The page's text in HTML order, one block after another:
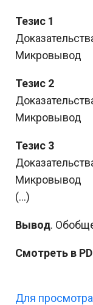
Тезис 1
Микровывод
Тезис 2
Микровывод
Тезис 3
Микровывод
(…)
Вывод.
Смотреть в
Для просмотра